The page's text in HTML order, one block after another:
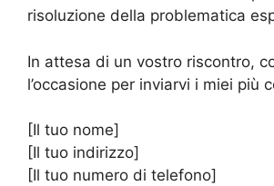
risoluzione della problematica
In attesa di un vostro riscontro,
l’occasione per inviarvi i miei più
[Il tuo nome]
[Il tuo indirizzo]
[Il tuo numero di telefono]